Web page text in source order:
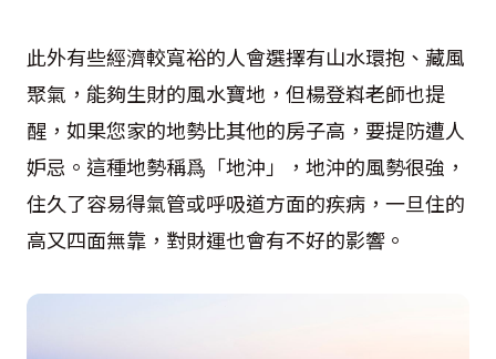
此外有些經濟較寬裕的人會選擇有山水環抱、藏風
聚氣，能夠生財的風水寶地，但楊登嵙老師也提
醒，如果您家的地勢比其他的房子高，要提防遭人
妒忌。這種地勢稱爲「地沖」，地沖的風勢很強，
住久了容易得氣管或呼吸道方面的疾病，一旦住的
高又四面無靠，對財運也會有不好的影響。